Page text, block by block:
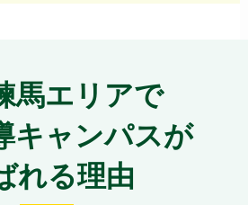
とで、間違えやすいポイント
ますよ。
質問できないまま授業が進ん
馬エリアで
キャンパスが
れる理由